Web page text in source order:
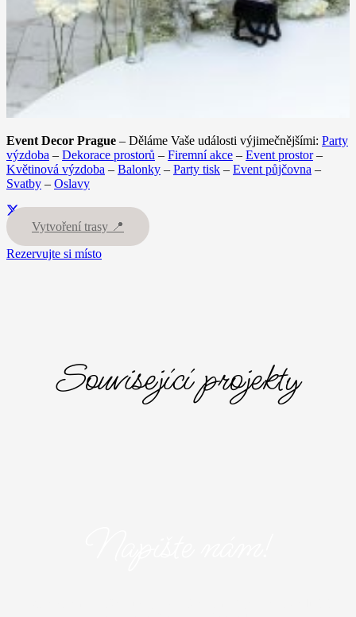
Event Decor Prague – Děláme Vaše události výjimečnějšími: Party
výzdoba – Dekorace prostorů – Firemní akce – Event prostor–
Květinová výzdoba – Balonky – Party tisk – Event půjčovna –
Svatby – Oslavy
Vytvoření trasy 📍
Rezervujte si místo
Související projekty